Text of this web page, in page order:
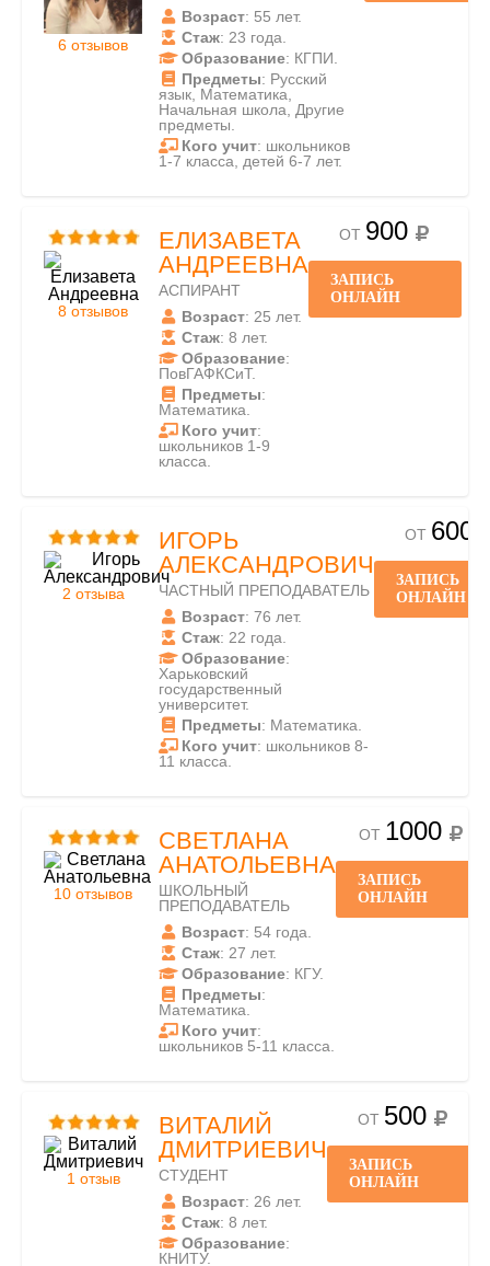
6 отзывов
Возраст: 55 лет.
Стаж: 23 года.
Образование: КГПИ.
Предметы: Русский
язык, Математика,
Начальная школа, Другие
предметы.
Кого учит: школьников
1-7 класса, детей 6-7 лет.
8 отзывов
ЕЛИЗАВЕТА
АНДРЕЕВНА
АСПИРАНТ
Возраст: 25 лет.
Стаж: 8 лет.
Образование:
ПовГАФКСиТ.
Предметы:
Математика.
Кого учит:
школьников 1-9
класса.
ОТ 900
ЗАПИСЬ
ОНЛАЙН
2 отзыва
ИГОРЬ
АЛЕКСАНДРОВИЧ
ЧАСТНЫЙ ПРЕПОДАВАТЕЛЬ
Возраст: 76 лет.
Стаж: 22 года.
Образование:
Харьковский
государственный
университет.
Предметы: Математика.
Кого учит: школьников 8-
11 класса.
ОТ 600
ЗАПИСЬ
ОНЛАЙН
10 отзывов
СВЕТЛАНА
АНАТОЛЬЕВНА
ШКОЛЬНЫЙ
ПРЕПОДАВАТЕЛЬ
Возраст: 54 года.
Стаж: 27 лет.
Образование: КГУ.
Предметы:
Математика.
Кого учит:
школьников 5-11 класса.
ОТ 1000
ЗАПИСЬ
ОНЛАЙН
1 отзыв
ВИТАЛИЙ
ДМИТРИЕВИЧ
СТУДЕНТ
Возраст: 26 лет.
Стаж: 8 лет.
Образование:
КНИТУ.
ОТ 500
ЗАПИСЬ
ОНЛАЙН